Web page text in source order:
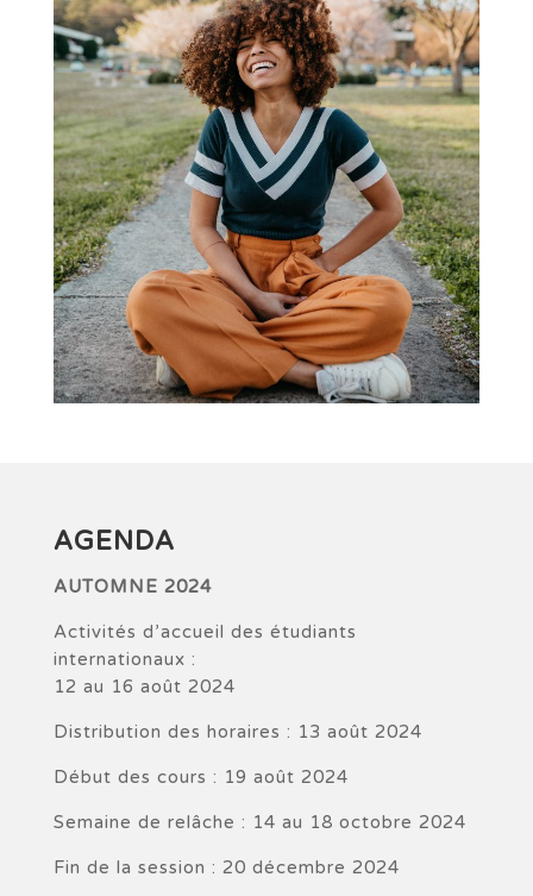
AGENDA
AUTOMNE 2024
Activités d’accueil des étudiants
internationaux :
12 au 16 août 2024
Distribution des horaires : 13 août 2024
Début des cours : 19 août 2024
Semaine de relâche : 14 au 18 octobre 2024
Fin de la session : 20 décembre 2024